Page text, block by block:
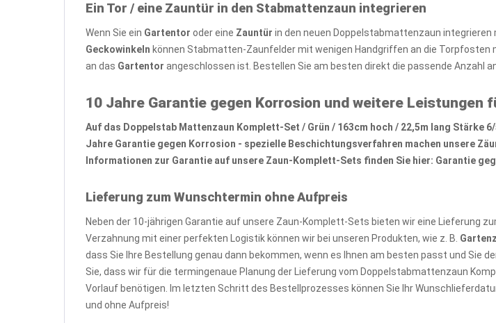
Ein Tor / eine Zauntür in den Stabmattenzaun integrieren
Wenn Sie ein Gartentor oder eine Zauntür in den neuen Doppelstabmattenzaun
Geckowinkeln können Stabmatten-Zaunfelder mit wenigen Handgriffen an die
an das Gartentor angeschlossen ist. Bestellen Sie am besten direkt die passende Anzahl
10 Jahre Garantie gegen Korrosion und weitere Leistungen
Auf das Doppelstab Mattenzaun Komplett-Set / Grün / 163cm hoch / 22,5m lang Stärke
Jahre Garantie gegen Korrosion - spezielle Beschichtungsverfahren machen unsere
Informationen zur Garantie auf unsere Zaun-Komplett-Sets finden Sie hier: Garantie
Lieferung zum Wunschtermin ohne Aufpreis
Neben der 10-jährigen Garantie auf unsere Zaun-Komplett-Sets bieten wir eine Lieferung
Verzahnung mit einer perfekten Logistik können wir bei unseren Produkten, wie z. B.
dass Sie Ihre Bestellung genau dann bekommen, wenn es Ihnen am besten passt und Sie
Sie, dass wir für die termingenaue Planung der Lieferung vom Doppelstabmattenzaun
Vorlauf benötigen. Im letzten Schritt des Bestellprozesses können Sie Ihr
und ohne Aufpreis!